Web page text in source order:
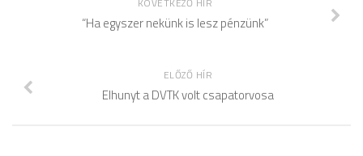
“Ha egyszer nekünk is lesz pénzünk”
ELŐZŐ HÍR
Elhunyt a DVTK volt csapatorvosa